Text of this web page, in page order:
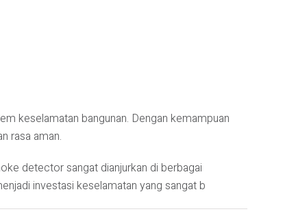
keselamatan bangunan. Dengan kemampuan
rasa aman.
detector sangat dianjurkan di berbagai
investasi keselamatan yang sangat b